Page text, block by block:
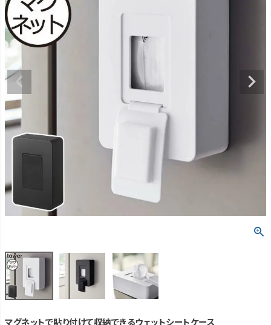
マグネットで貼り付けて収納できるウェットシートケース